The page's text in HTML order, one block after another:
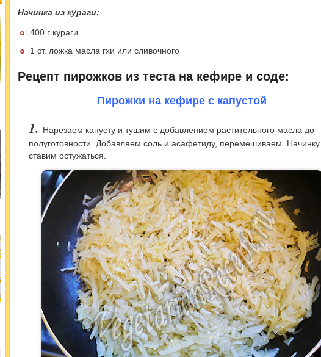
Начинка из кураги:
400 г кураги
1 ст. ложка масла гхи или сливочного
Рецепт пирожков из теста на кефире и соде:
Пирожки на кефире с капустой
Нарезаем капусту и тушим с добавлением растительного масла до
полуготовности. Добавляем соль и асафетиду, перемешиваем. Начинку
ставим остужаться.